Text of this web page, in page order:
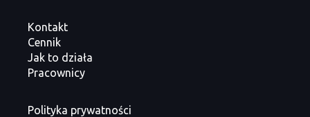
Kontakt
Cennik
Jak to działa
Pracownicy
Polityka prywatności